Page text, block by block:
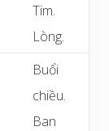
Tim.
Lòng.
Buổi
chiều.
Ban